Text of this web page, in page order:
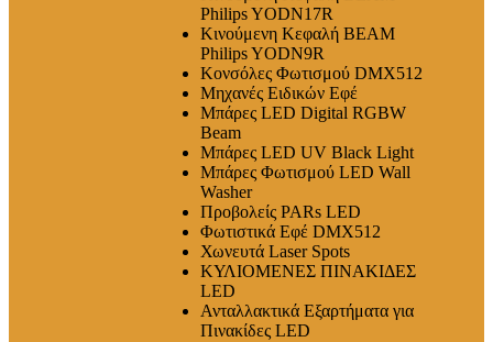
Philips YODN17R
Κινούμενη Κεφαλή BEAM
Philips YODN9R
Κονσόλες Φωτισμού DMX512
Μηχανές Ειδικών Εφέ
Μπάρες LED Digital RGBW
Beam
Μπάρες LED UV Black Light
Μπάρες Φωτισμού LED Wall
Washer
Προβολείς PARs LED
Φωτιστικά Εφέ DMX512
Χωνευτά Laser Spots
ΚΥΛΙΟΜΕΝΕΣ ΠΙΝΑΚΙΔΕΣ
LED
Ανταλλακτικά Εξαρτήματα για
Πινακίδες LED